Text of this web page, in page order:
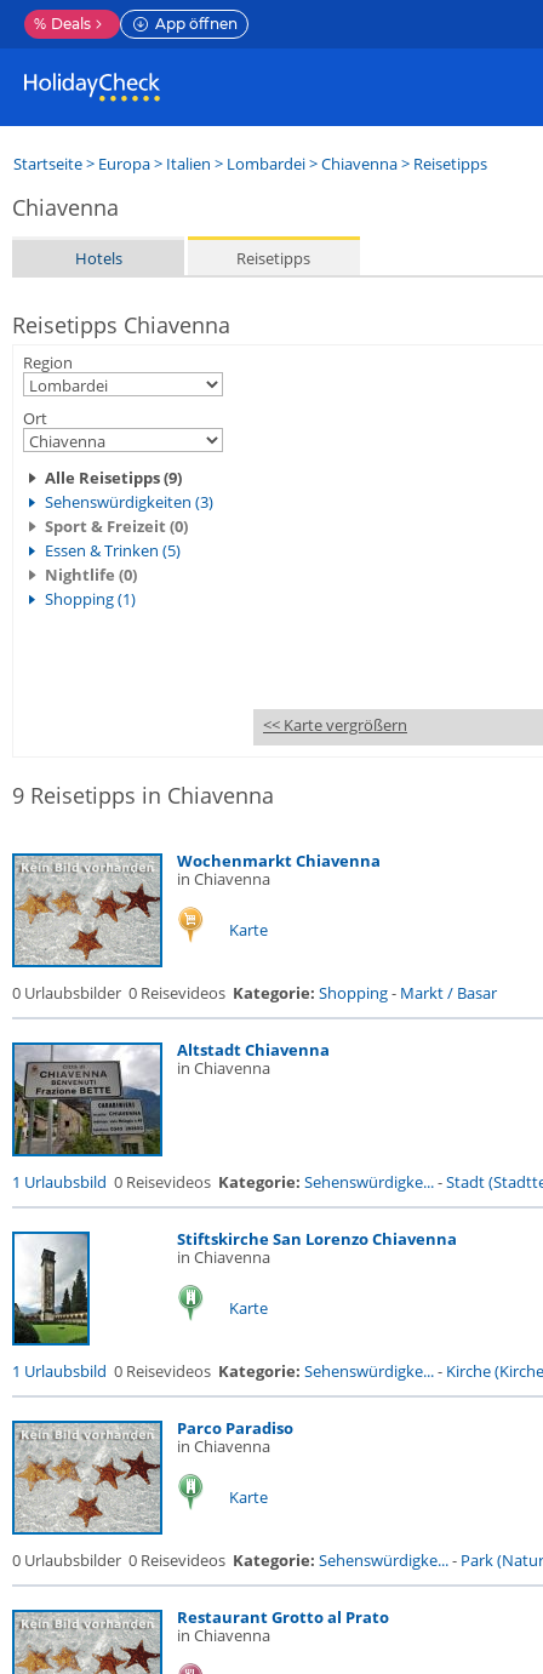
% Deals App öffnen
Startseite> Europa> Italien > Lombardei>Chiavenna> Reisetipps
Chiavenna
Hotels Reisetipps
Reisetipps Chiavenna
Region
Ort
Alle Reisetipps (9)
Sehenswürdigkeiten (3)
Sport & Freizeit (0)
Essen & Trinken (5)
Nightlife (0)
Shopping (1)
<< Karte vergrößern
9 Reisetipps in Chiavenna
Wochenmarkt Chiavenna
in Chiavenna
Karte
0 Urlaubsbilder 0 Reisevideos Kategorie: Shopping- Markt / Basar
Altstadt Chiavenna
in Chiavenna
1 Urlaubsbild 0 Reisevideos Kategorie: Sehenswürdigke...-Stadt
Stiftskirche San Lorenzo Chiavenna
in Chiavenna
Karte
1 Urlaubsbild 0 Reisevideos Kategorie: Sehenswürdigke...- Kirche
Parco Paradiso
in Chiavenna
Karte
0 Urlaubsbilder 0 Reisevideos Kategorie: Sehenswürdigke...- Park
Restaurant Grotto al Prato
in Chiavenna